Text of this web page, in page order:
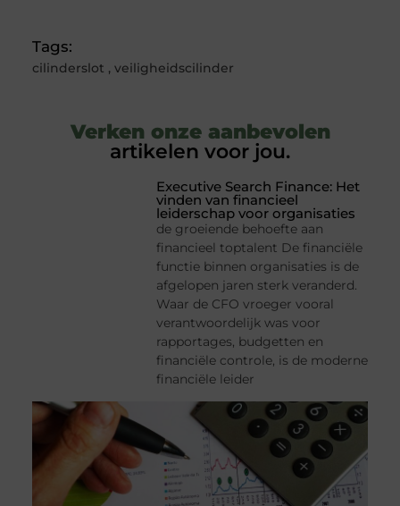
Tags:
cilinderslot , veiligheidscilinder
Verken onze aanbevolen
artikelen voor jou.
Executive Search Finance: Het
vinden van financieel
leiderschap voor organisaties
de groeiende behoefte aan
financieel toptalent De financiële
functie binnen organisaties is de
afgelopen jaren sterk veranderd.
Waar de CFO vroeger vooral
verantwoordelijk was voor
rapportages, budgetten en
financiële controle, is de moderne
financiële leider